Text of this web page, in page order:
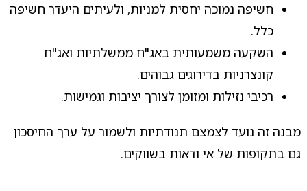
חשיפה נמוכה יחסית למניות, ולעיתים היעדר חשיפה
כלל.
השקעה משמעותית באג"ח ממשלתיות ואג"ח
קונצרניות בדירוגים גבוהים.
רכיבי נזילות ומזומן לצורך יציבות וגמישות.
מבנה זה נועד לצמצם תנודתיות ולשמור על ערך החיסכון
גם בתקופות של אי ודאות בשווקים.